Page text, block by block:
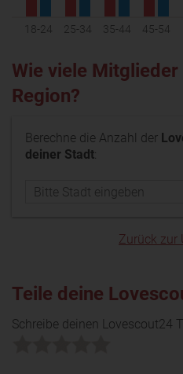
18-24 25-34 35-44 45-54
Wie viele
Region?
Berechne die Anzahl der
deiner Stadt:
Zurück zur
Teile deine
Schreibe deinen Lovescout24